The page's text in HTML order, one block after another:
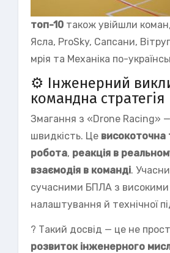
топ-10 також увійшли
Ясла, ProSky, Сапсани,
мрія та Механіка по-
⚙ Інженерний
командна стратегія
Змагання з «Drone Racing»
швидкість. Це високоточна
робота, реакція в
взаємодія в команді.
сучасними БПЛА з
налаштування й технічної
? Такий досвід — це не
розвиток інженерного